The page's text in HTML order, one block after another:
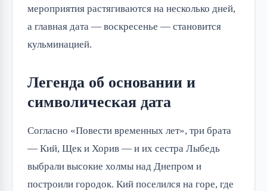
мероприятия растягиваются на несколько дней,
а главная дата — воскресенье — становится
кульминацией.
Легенда об основании и
символическая дата
Согласно «Повести временных лет», три брата
— Кий, Щек и Хорив — и их сестра Лыбедь
выбрали высокие холмы над Днепром и
построили городок. Кий поселился на горе, где